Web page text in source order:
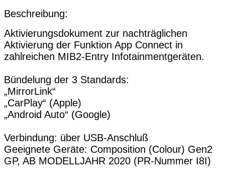
Beschreibung:
Aktivierungsdokument zur nachträglichen
Aktivierung der Funktion App Connect in
zahlreichen MIB2-Entry Infotainmentgeräten.
Bündelung der 3 Standards:
„MirrorLink“
„CarPlay“ (Apple)
„Android Auto“ (Google)
Verbindung: über USB-Anschluß
Geeignete Geräte: Composition (Colour) Gen2
GP, AB MODELLJAHR 2020 (PR-Nummer I8I)